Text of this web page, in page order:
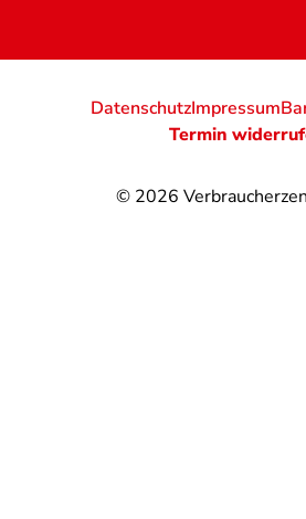
© 2026
DatenschutzImpressum
Termin